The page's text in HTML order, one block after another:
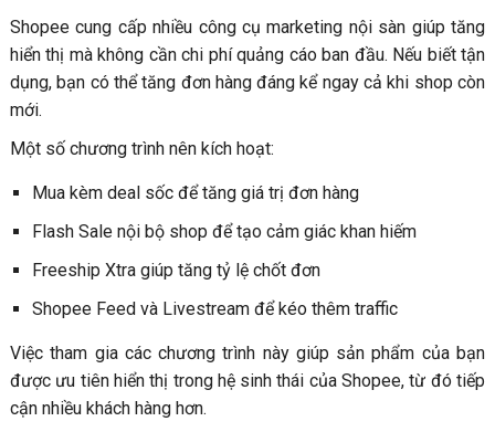
Shopee cung cấp nhiều công cụ marketing nội sàn giúp tăng
hiển thị mà không cần chi phí quảng cáo ban đầu. Nếu biết tận
dụng, bạn có thể tăng đơn hàng đáng kể ngay cả khi shop còn
mới.
Một số chương trình nên kích hoạt:
Mua kèm deal sốc để tăng giá trị đơn hàng
Flash Sale nội bộ shop để tạo cảm giác khan hiếm
Freeship Xtra giúp tăng tỷ lệ chốt đơn
Shopee Feed và Livestream để kéo thêm traffic
Việc tham gia các chương trình này giúp sản phẩm của bạn
được ưu tiên hiển thị trong hệ sinh thái của Shopee, từ đó tiếp
cận nhiều khách hàng hơn.